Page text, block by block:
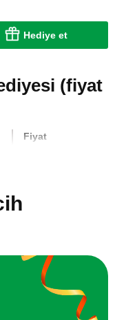
Hediye et
(fiyat
Fiyat
750 TL